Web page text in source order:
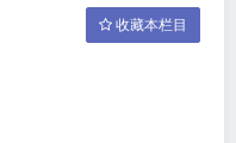
收藏本栏目